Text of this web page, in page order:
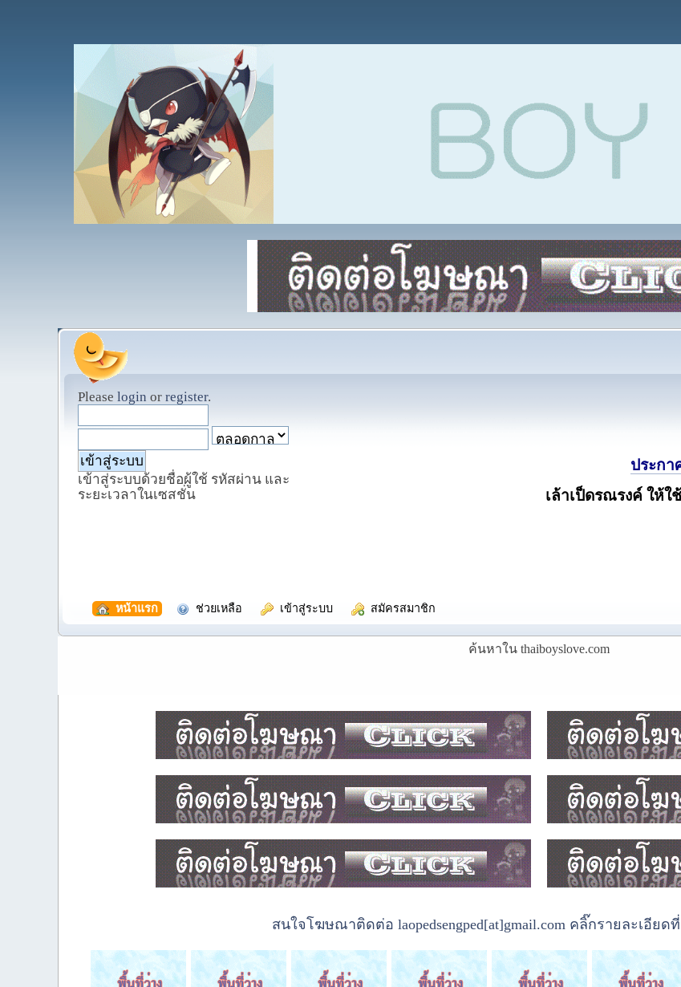
Please login or register.
เข้าสู่ระบบด้วยชื่อผู้ใช้ รหัสผ่าน และ
ระยะเวลาในเซสชั่น
ประกา
เล้าเป็ดรณรงค์ ให้ใ
หน้าแรก ช่วยเหลือ เข้าสู่ระบบ สมัครสมาชิก
ค้นหาใน thaiboyslove.com
สนใจโฆษณาติดต่อ laopedsengped[at]gmail.com คลิ๊กรายละเอียด